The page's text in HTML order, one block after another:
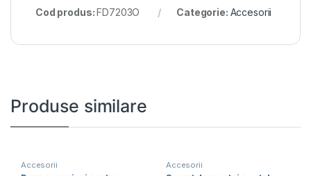
Cod produs:FD7203O Categorie: Accesorii
Produse similare
Accesorii Accesorii